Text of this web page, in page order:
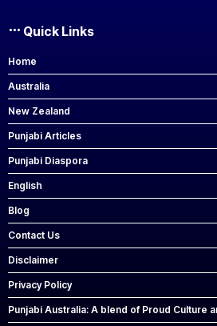
Quick Links
Home
Australia
New Zealand
Punjabi Articles
Punjabi Diaspora
English
Blog
Contact Us
Disclaimer
Privacy Policy
Punjabi Australia: A blend of Proud Culture